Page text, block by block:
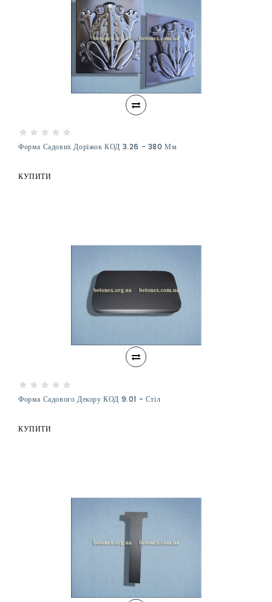
Форма Садових Доріжок КОД 3.26 - 380 Мм
КУПИТИ
Форма Садового Декору КОД 9.01 - Стіл
КУПИТИ